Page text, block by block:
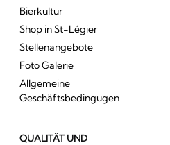
Bierkultur
Shop in St-Légier
Stellenangebote
Foto Galerie
Allgemeine
Geschäftsbedingugen
QUALITÄT UND